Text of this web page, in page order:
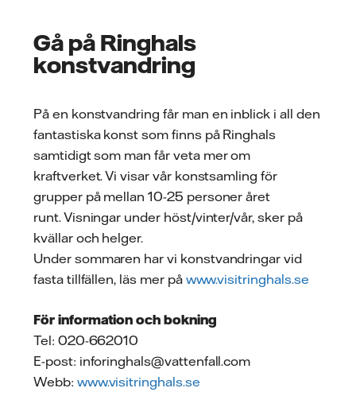
Gå på Ringhals
konstvandring
På en konstvandring får man en inblick i all den
fantastiska konst som finns på Ringhals
samtidigt som man får veta mer om
kraftverket. Vi visar vår konstsamling för
grupper på mellan 10-25 personer året
runt. Visningar under höst/vinter/vår, sker på
kvällar och helger.
Under sommaren har vi konstvandringar vid
fasta tillfällen, läs mer på www.visitringhals.se
För information och bokning
Tel: 020-662010
E-post: inforinghals@vattenfall.com
Webb: www.visitringhals.se